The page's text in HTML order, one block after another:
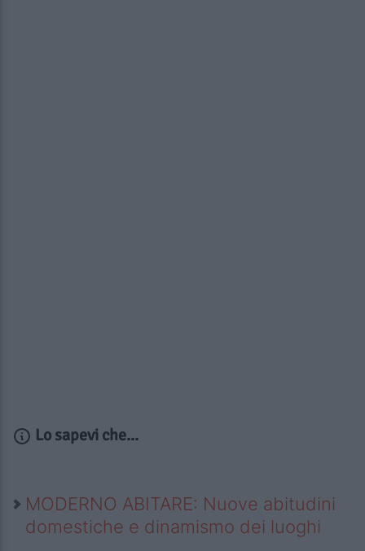
Lo sapevi che...
MODERNO ABITARE: Nuove abitudini
domestiche e dinamismo dei luoghi